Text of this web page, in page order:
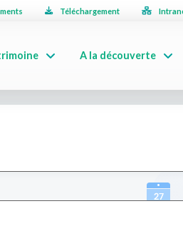
Téléchargement
A la découverte